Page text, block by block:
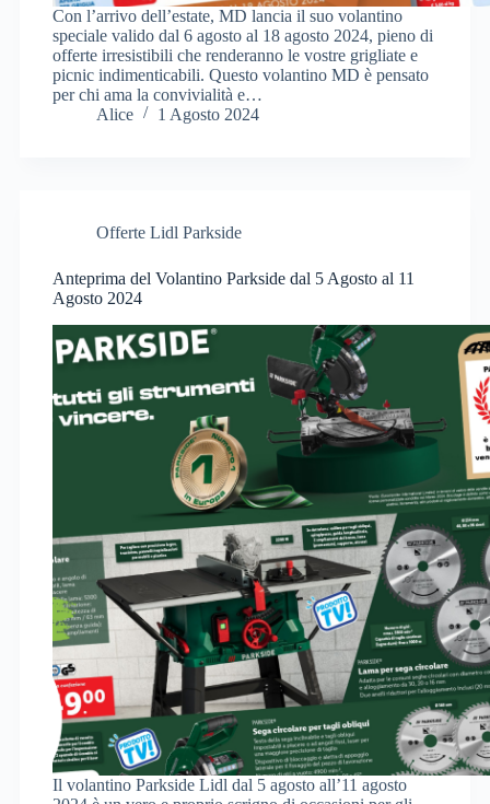
Con l’arrivo dell’estate, MD lancia il suo volantino
speciale valido dal 6 agosto al 18 agosto 2024, pieno di
offerte irresistibili che renderanno le vostre grigliate e
picnic indimenticabili. Questo volantino MD è pensato
per chi ama la convivialità e…
Alice
1 Agosto 2024
Offerte Lidl Parkside
Anteprima del Volantino Parkside dal 5 Agosto al 11
Agosto 2024
Il volantino Parkside Lidl dal 5 agosto all’11 agosto